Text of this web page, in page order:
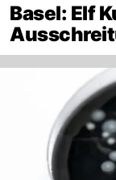
Basel: Elf